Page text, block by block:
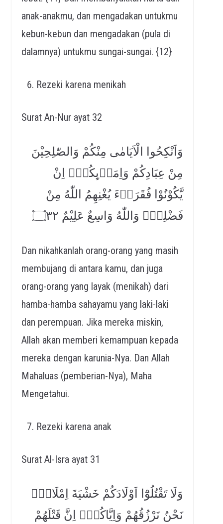
anak-anakmu, dan mengadakan untukmu
kebun-kebun dan mengadakan (pula di
dalamnya) untukmu sungai-sungai. {12}
Rezeki karena menikah
Surat An-Nur ayat 32
وَاَنْكِحُوا الْاَيَامٰى مِنْكُمْ وَالصّٰلِحِيْنَ
مِنْ عِبَادِكُمْ وَاِمَاۤىِٕكُمْۗ اِنْ
يَّكُوْنُوْا فُقَرَاۤءَ يُغْنِهِمُ اللّٰهُ مِنْ
فَضْلِهٖۗ وَاللّٰهُ وَاسِعٌ عَلِيْمٌ ۝٣٢
Dan nikahkanlah orang-orang yang masih
membujang di antara kamu, dan juga
orang-orang yang layak (menikah) dari
hamba-hamba sahayamu yang laki-laki
dan perempuan. Jika mereka miskin,
Allah akan memberi kemampuan kepada
mereka dengan karunia-Nya. Dan Allah
Mahaluas (pemberian-Nya), Maha
Mengetahui.
Rezeki karena anak
Surat Al-Isra ayat 31
وَلَا تَقْتُلُوْٓا اَوْلَادَكُمْ خَشْيَةَ اِمْلَاقٍۗ
نَحْنُ نَرْزُقُهُمْ وَاِيَّاكُمْۗ اِنَّ قَتْلَهُمْ